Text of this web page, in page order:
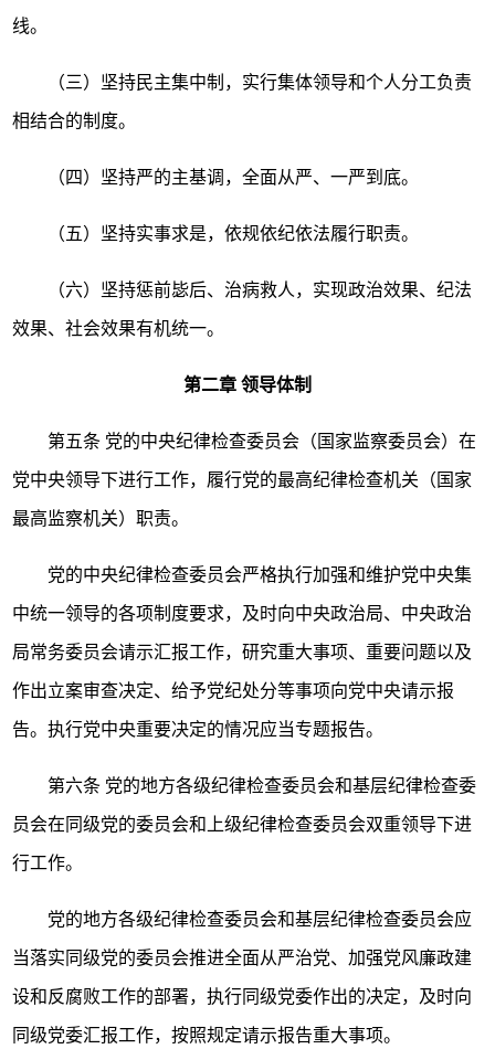
线。
（三）坚持民主集中制，实行集体领导和个人分工负责
相结合的制度。
（四）坚持严的主基调，全面从严、一严到底。
（五）坚持实事求是，依规依纪依法履行职责。
（六）坚持惩前毖后、治病救人，实现政治效果、纪法
效果、社会效果有机统一。
第二章 领导体制
第五条 党的中央纪律检查委员会（国家监察委员会）在
党中央领导下进行工作，履行党的最高纪律检查机关（国家
最高监察机关）职责。
党的中央纪律检查委员会严格执行加强和维护党中央集
中统一领导的各项制度要求，及时向中央政治局、中央政治
局常务委员会请示汇报工作，研究重大事项、重要问题以及
作出立案审查决定、给予党纪处分等事项向党中央请示报
告。执行党中央重要决定的情况应当专题报告。
第六条 党的地方各级纪律检查委员会和基层纪律检查委
员会在同级党的委员会和上级纪律检查委员会双重领导下进
行工作。
党的地方各级纪律检查委员会和基层纪律检查委员会应
当落实同级党的委员会推进全面从严治党、加强党风廉政建
设和反腐败工作的部署，执行同级党委作出的决定，及时向
同级党委汇报工作，按照规定请示报告重大事项。